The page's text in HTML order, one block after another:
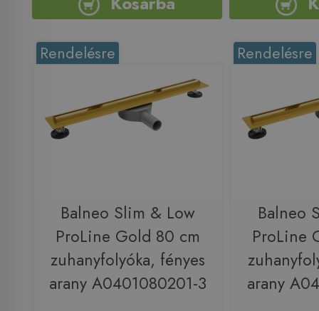
Rendelésre
Balneo Slim & Low
ProLine Gold 80 cm
zuhanyfolyóka, fényes
arany A0401080201-3
Rendelésre
Balneo
ProLine
arany